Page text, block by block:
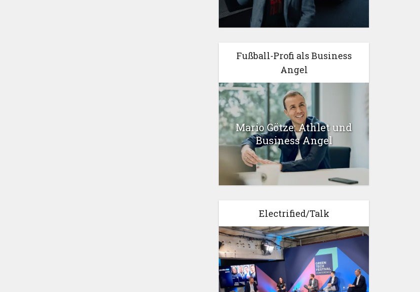
Fußball-Profi als Business
Angel
Mario Götze: Athlet und
Business Angel
Electrified/Talk